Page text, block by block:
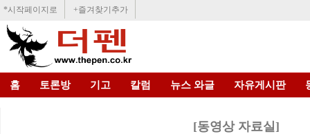
*시작페이지로 +즐겨찾기추가
홈 토론방 기고 칼럼 뉴스 와글 자유게시판
[동영상 자료실]